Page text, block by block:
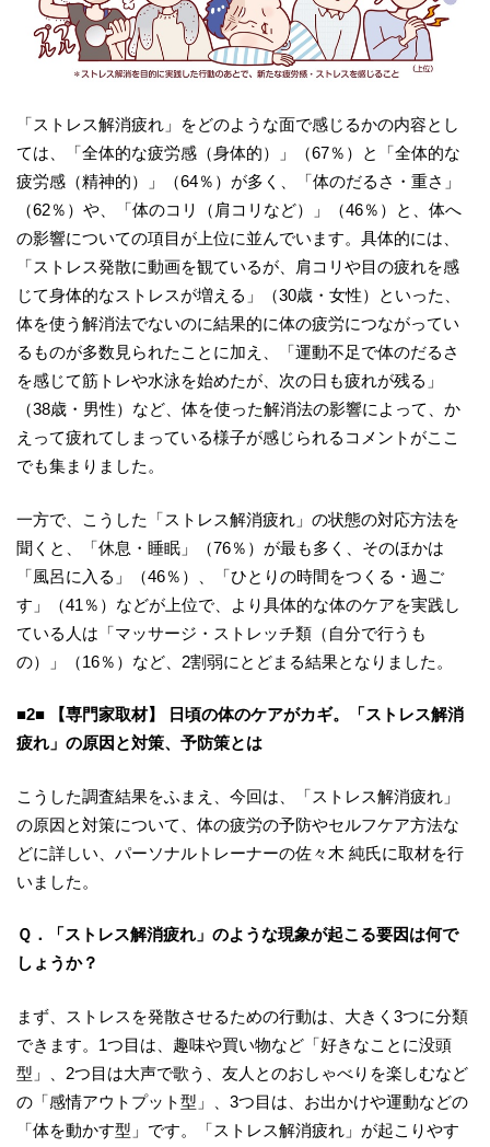
「ストレス解消疲れ」をどのような面で感じるかの内容とし
ては、「全体的な疲労感（身体的）」（67％）と「全体的な
疲労感（精神的）」（64％）が多く、「体のだるさ・重さ」
（62％）や、「体のコリ（肩コリなど）」（46％）と、体へ
の影響についての項目が上位に並んでいます。具体的には、
「ストレス発散に動画を観ているが、肩コリや目の疲れを感
じて身体的なストレスが増える」（30歳・女性）といった、
体を使う解消法でないのに結果的に体の疲労につながってい
るものが多数見られたことに加え、「運動不足で体のだるさ
を感じて筋トレや水泳を始めたが、次の日も疲れが残る」
（38歳・男性）など、体を使った解消法の影響によって、か
えって疲れてしまっている様子が感じられるコメントがここ
でも集まりました。
一方で、こうした「ストレス解消疲れ」の状態の対応方法を
聞くと、「休息・睡眠」（76％）が最も多く、そのほかは
「風呂に入る」（46％）、「ひとりの時間をつくる・過ご
す」（41％）などが上位で、より具体的な体のケアを実践し
ている人は「マッサージ・ストレッチ類（自分で行うも
の）」（16％）など、2割弱にとどまる結果となりました。
■2■ 【専門家取材】 日頃の体のケアがカギ。「ストレス解消
疲れ」の原因と対策、予防策とは
こうした調査結果をふまえ、今回は、「ストレス解消疲れ」
の原因と対策について、体の疲労の予防やセルフケア方法な
どに詳しい、パーソナルトレーナーの佐々木 純氏に取材を行
いました。
Ｑ．「ストレス解消疲れ」のような現象が起こる要因は何で
しょうか？
まず、ストレスを発散させるための行動は、大きく3つに分類
できます。1つ目は、趣味や買い物など「好きなことに没頭
型」、2つ目は大声で歌う、友人とのおしゃべりを楽しむなど
の「感情アウトプット型」、3つ目は、お出かけや運動などの
「体を動かす型」です。「ストレス解消疲れ」が起こりやす